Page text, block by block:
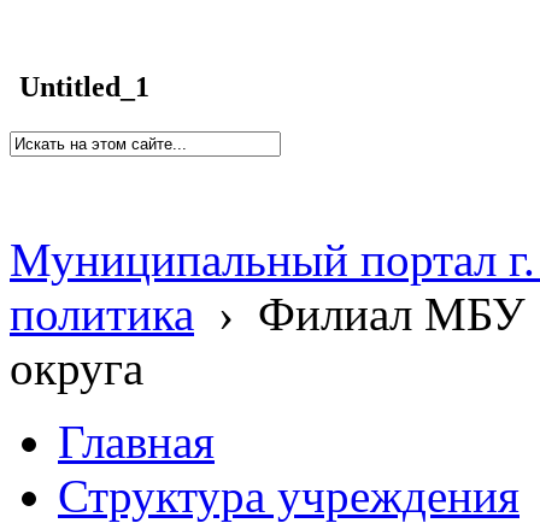
Untitled_1
Муниципальный портал
политика › Филиал МБУ
округа
Главная
Структура учреждения